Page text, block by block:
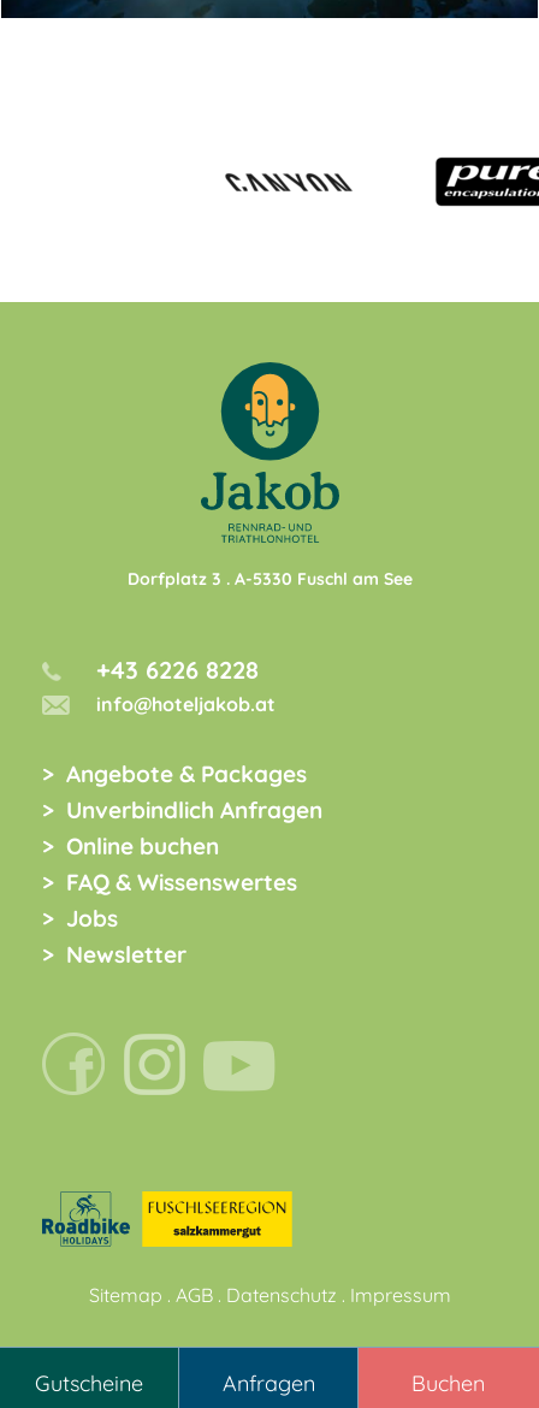
Dorfplatz 3 . A-5330 Fuschl am See
+43 6226 8228
info@hoteljakob.at
Angebote & Packages
Unverbindlich Anfragen
Online buchen
FAQ & Wissenswertes
Jobs
Newsletter
Sitemap . AGB. Datenschutz . Impressum
Gutscheine Anfragen Buchen